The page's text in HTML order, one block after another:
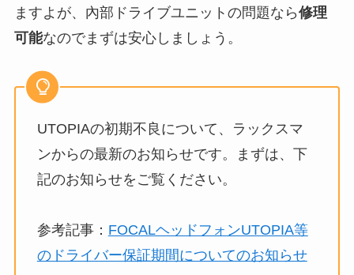
ますよが、內部ドライブユニットの問題なら修理
可能なのでまずは安心しましょう。
UTOPIAの初期不良について、ラックスマ
ンからの最新のお知らせです。まずは、下
記のお知らせをご覧ください。
参考記事： FOCALヘッドフォンUTOPIA等
のドライバー保証期間についてのお知らせ